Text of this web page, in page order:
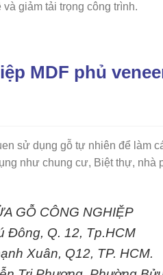
giảm tải trọng công trình.
MDF phủ
sử dụng gỗ tự nhiên để làm
như chung cư, Biệt thự,
GỖ CÔNG NGHIỆP
Đông, Q. 12, Tp.HCM
Xuân, Q12, TP. HCM.